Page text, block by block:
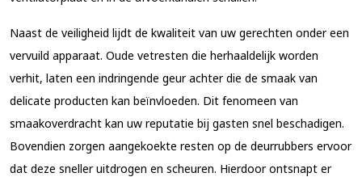
Naast de veiligheid lijdt de kwaliteit van uw gerechten onder een
vervuild apparaat. Oude vetresten die herhaaldelijk worden
verhit, laten een indringende geur achter die de smaak van
delicate producten kan beïnvloeden. Dit fenomeen van
smaakoverdracht kan uw reputatie bij gasten snel beschadigen.
Bovendien zorgen aangekoekte resten op de deurrubbers ervoor
dat deze sneller uitdrogen en scheuren. Hierdoor ontsnapt er